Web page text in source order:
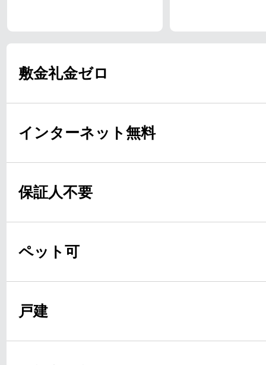
敷金礼金ゼロ
インターネット無料
保証人不要
ペット可
戸建